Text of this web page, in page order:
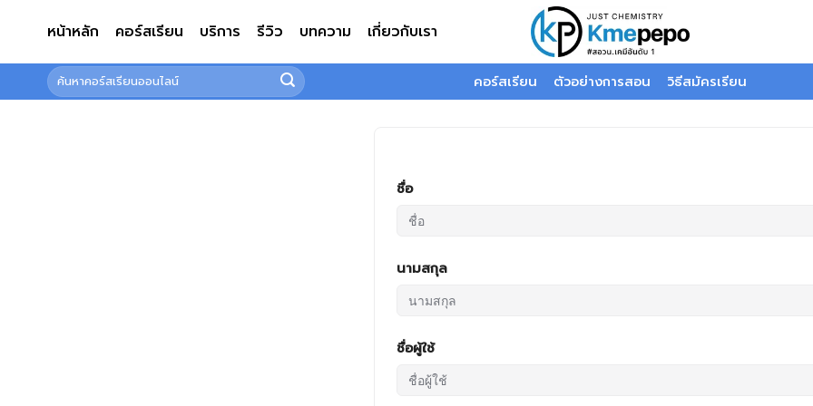
หน้าหลัก คอร์สเรียน บริการ รีวิว บทความ เกี่ยวกับเรา
ค้นหา: คอร์สเรียน ตัวอย่างการสอน วิธีสมัครเรียน
ชื่อ
นามสกุล
ชื่อผู้ใช้